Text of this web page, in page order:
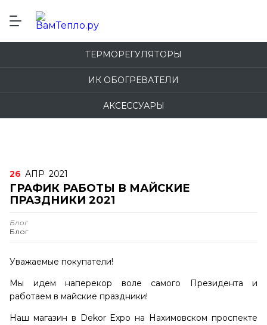
ТЕРМОРЕГУЛЯТОРЫ
ИК ОБОГРЕВАТЕЛИ
АКСЕССУАРЫ
26 АПР 2021
ГРАФИК РАБОТЫ В МАЙСКИЕ
ПРАЗДНИКИ 2021
Блог
Блог
Уважаемые покупатели!
Мы идем наперекор воле самого Президента и
работаем в майские праздники!
Наш магазин в Dekor Expo на Нахимовском проспекте